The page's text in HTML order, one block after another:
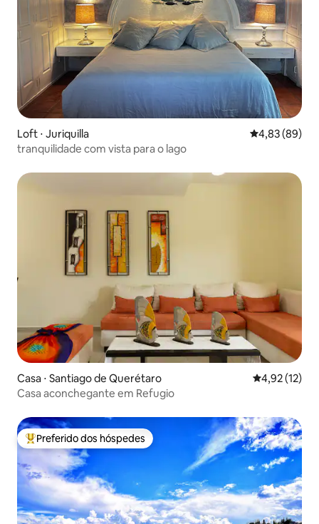
Loft ⋅ Juriquilla 4,83 de uma
4,83 (89)
tranquilidade com vista para o lago
Casa ⋅ Santiago de Querétaro 4,92 de uma
4,92 (12)
Casa aconchegante em Refugio
Entre os melhores preferidos dos hóspedes
Preferido dos hóspedes